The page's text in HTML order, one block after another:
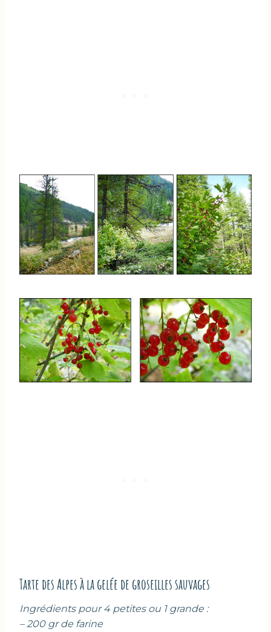
Tarte des Alpes à la gelée de groseilles sauvages
Ingrédients pour 4 petites ou 1 grande :
– 200 gr de farine